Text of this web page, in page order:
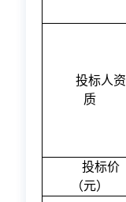
投标人资
质
投标价
（元）